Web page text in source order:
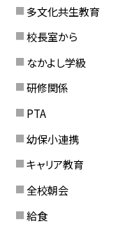
多文化共生教育
校長室から
なかよし学級
研修関係
PTA
幼保小連携
キャリア教育
全校朝会
給食